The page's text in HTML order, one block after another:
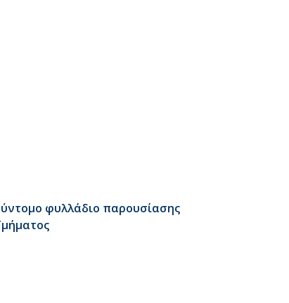
φυλλάδιο παρουσίασης